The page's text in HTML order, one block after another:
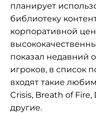
планирует
библиотеку
корпоративной
показал недавний
игроков, в список
входят такие
Crisis, Breath of
другие.